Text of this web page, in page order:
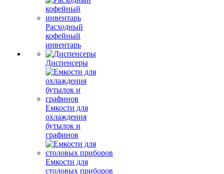
Расходный
кофейный
инвентарь
Диспенсеры
Емкости для
охлаждения
бутылок и
графинов
Емкости для
столовых приборов